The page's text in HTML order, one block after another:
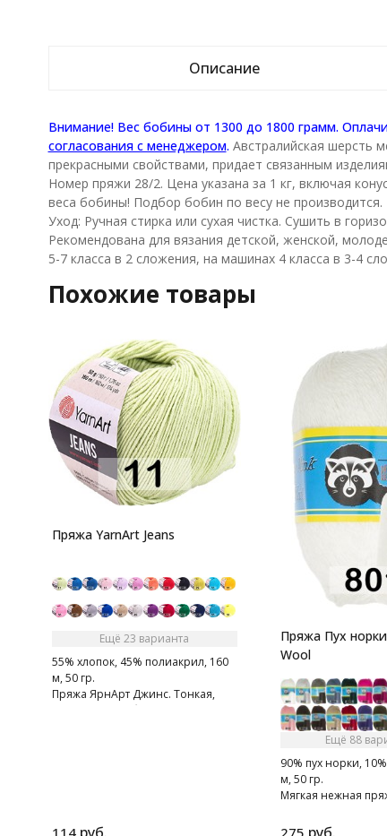
Описание
Внимание! Вес бобины от 1300 до 1800 грамм.
согласования с менеджером. Австралийская шерсть
прекрасными свойствами, придает связанным
Номер пряжи 28/2. Цена указана за 1 кг, включая
веса бобины! Подбор бобин по весу не производится.
Уход: Ручная стирка или сухая чистка. Сушить в
Рекомендована для вязания детской, женской,
5-7 класса в 2 сложения, на машинах 4 класса в 3-4
Похожие товары
Пряжа YarnArt Jeans
Ещё 23 варианта
55% хлопок, 45% полиакрил, 160
м, 50 гр.
Пряжа ЯрнАрт Джинс. Тонкая,
мягкая, слегка бархатистая нитка.
114
Пряжа Пух
Wool
Ещё 88
90% пух норки,
м, 50 гр.
Мягкая нежная
275